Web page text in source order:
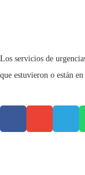
Los servicios de
que estuvieron o están